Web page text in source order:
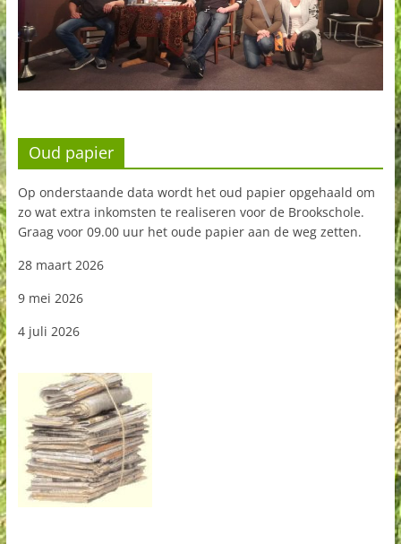
Oud papier
Op onderstaande data wordt het oud papier opgehaald om
zo wat extra inkomsten te realiseren voor de Brookschole.
Graag voor 09.00 uur het oude papier aan de weg zetten.
28 maart 2026
9 mei 2026
4 juli 2026